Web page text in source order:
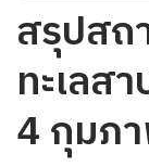
สรุปสถ
ทะเลส
4 กุมภ